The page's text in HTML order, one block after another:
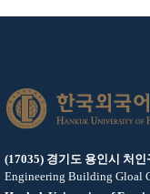
(17035) 경기도 용인시 처
Engineering Building Gloal